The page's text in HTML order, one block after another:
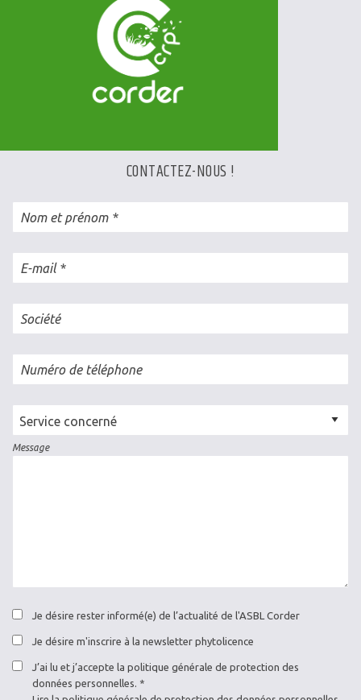
CONTACTEZ-NOUS !
Nom et prénom
E-mail
Société
Numéro de téléphone
Cellule
concernée
Message
Je désire rester informé(e) de l’actualité de l'ASBL Corder
Je désire m'inscrire à la newsletter phytolicence
J’ai lu et j’accepte la politique générale de protection des
données personnelles.